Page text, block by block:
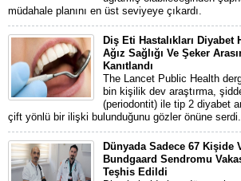
müdahale planını en üst seviyeye çıkardı.
Diş Eti Hastalıkları
Ağız Sağlığı Ve Şeker
Kanıtlandı
The Lancet Public Health
bin kişilik dev araştırma,
(periodontit) ile tip 2 diyabet
çift yönlü bir ilişki bulunduğunu gözler önüne serdi.
Dünyada Sadece 67 Kişide
Bundgaard Sendromu
Teşhis Edildi